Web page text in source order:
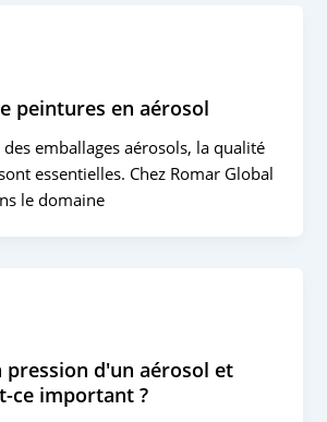
peintures en aérosol
emballages aérosols, la qualité
essentielles. Chez Romar Global
le domaine
pression d'un aérosol et
ce important ?